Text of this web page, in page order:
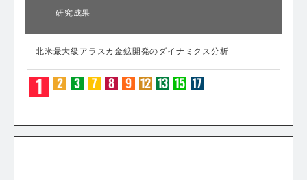
研究成果
北米最大級アラスカ金鉱開発のダイナミクス分析